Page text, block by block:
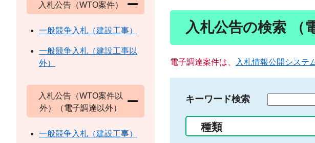
入札公告の検索 （
電子調達案件は、 入札情報公開システ
キーワード検索
る
種類
入札公告（WTO案件）
一般競争入札（建設工事）
一般競争入札（建設工事以
外）
入札公告（WTO案件以
外）（電子調達以外）
一般競争入札（建設工事）